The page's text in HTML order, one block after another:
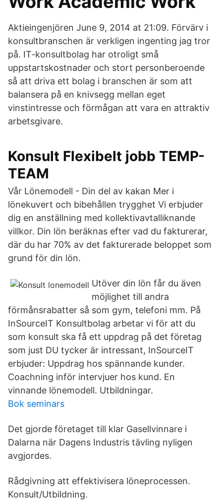
Aktieingenjören June 9, 2014 at 21:09. Förvärv i
konsultbranschen är verkligen ingenting jag tror
på. IT-konsultbolag har otroligt små
uppstartskostnader och stort personberoende
så att driva ett bolag i branschen är som att
balansera på en knivsegg mellan eget
vinstintresse och förmågan att vara en attraktiv
arbetsgivare.
Konsult Flexibelt jobb TEMP-
TEAM
Vår Lönemodell - Din del av kakan Mer i
lönekuvert och bibehållen trygghet Vi erbjuder
dig en anställning med kollektivavtalliknande
villkor. Din lön beräknas efter vad du fakturerar,
där du har 70% av det fakturerade beloppet som
grund för din lön.
Utöver din lön får du även
möjlighet till andra
förmånsrabatter så som gym, telefoni mm. På
InSourceIT Konsultbolag arbetar vi för att du
som konsult ska få ett uppdrag på det företag
som just DU tycker är intressant, InSourceIT
erbjuder: Uppdrag hos spännande kunder.
Coachning inför intervjuer hos kund. En
vinnande lönemodell. Utbildningar.
Bok seminars
Det gjorde företaget till klar Gasellvinnare i
Dalarna när Dagens Industris tävling nyligen
avgjordes.
Rådgivning att effektivisera löneprocessen.
Konsult/Utbildning.